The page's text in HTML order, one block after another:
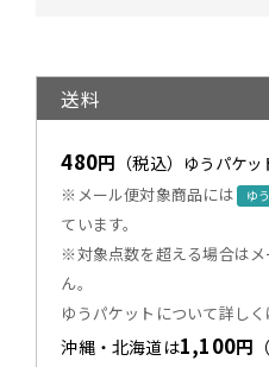
送料
480円 （税込） ゆうパケッ
※メール便対象商品には ゆ
ています。
※対象点数を超える場合は
ん。
ゆうパケットについて詳しく
沖縄・北海道は1,100円